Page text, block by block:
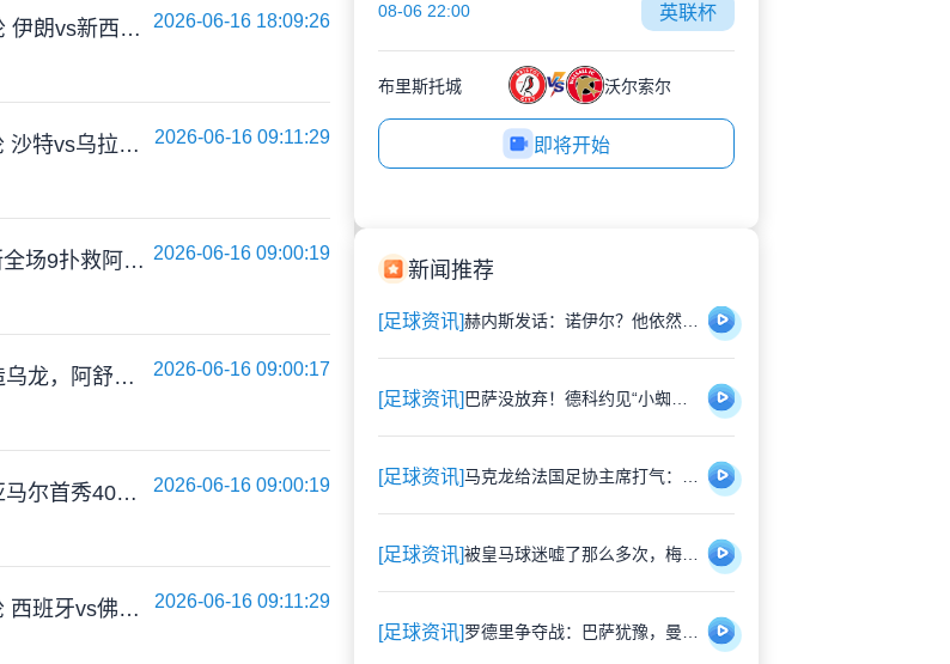
06月16日 世界杯小组赛G组第1轮 伊朗vs新西兰 全场录像 2026-06-16 18:09:26
06月16日 世界杯小组赛H组第1轮 沙特vs乌拉圭 全场录像 2026-06-16 09:11:29
各取一分！沙特1-1乌拉圭 奥韦斯全场9扑救阿姆里破门阿劳霍扳平 2026-06-16 09:00:19
比利时1-1埃及 卢卡库替补22秒造乌龙，阿舒尔建功德布劳内中柱 2026-06-16 09:00:17
爆大冷！西班牙0-0佛得角 18岁亚马尔首秀40岁门将沃齐尼亚神表现 2026-06-16 09:00:19
06月16日 世界杯小组赛H组第1轮 西班牙vs佛得角 全场录像 2026-06-16 09:11:29
08-06 22:00 英联杯
布里斯托城 沃尔索尔
即将开始
新闻推荐
[足球资讯]
[足球资讯]
[足球资讯]
[足球资讯]
[足球资讯]